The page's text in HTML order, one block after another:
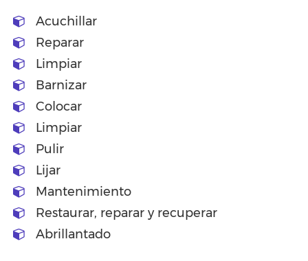
Acuchillar
Reparar
Limpiar
Barnizar
Colocar
Limpiar
Pulir
Lijar
Mantenimiento
Restaurar, reparar y recuperar
Abrillantado